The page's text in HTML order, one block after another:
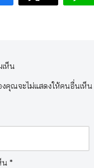
เห็น
งคุณจะไม่แสดงให้คนอื่นเห็น
น *